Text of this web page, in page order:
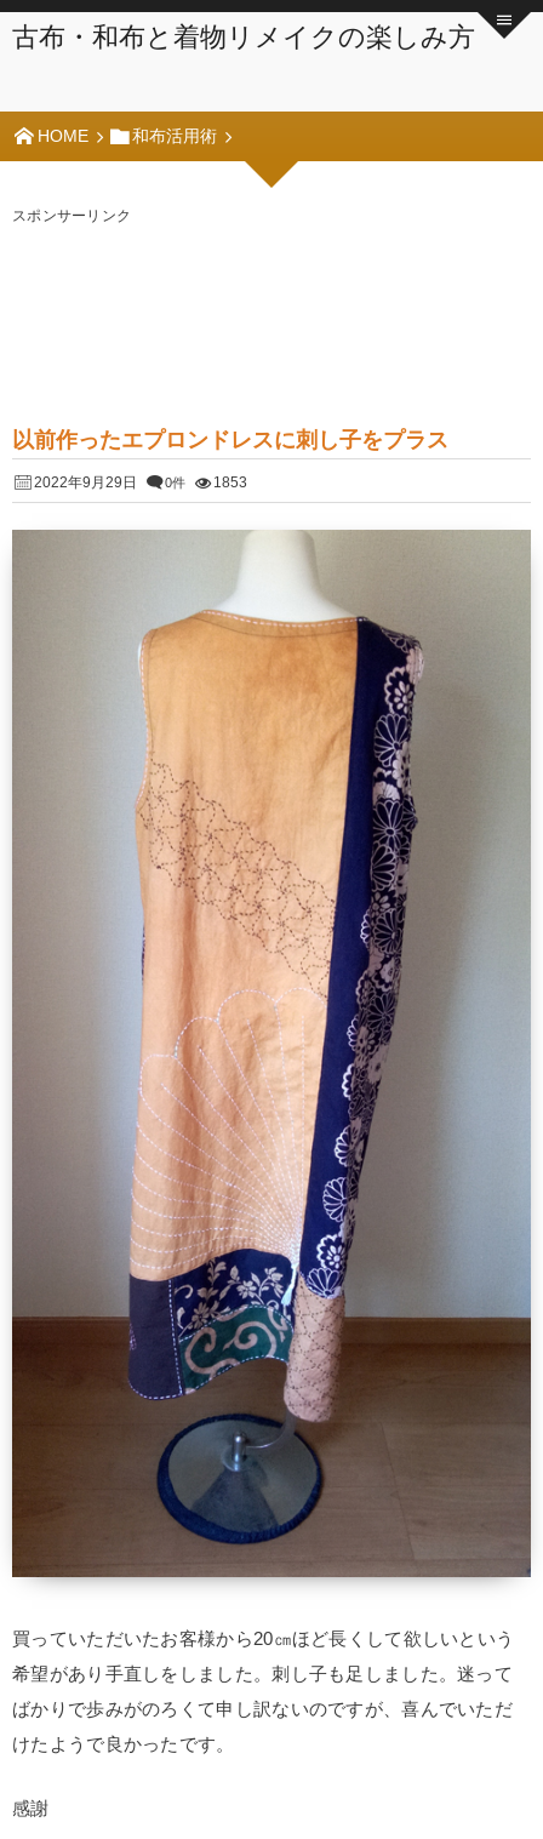
古布・和布と着物リメイクの楽しみ方
HOME 和布活用術
スポンサーリンク
以前作ったエプロンドレスに刺し子をプラス
2022年9月29日 0件 1853
買っていただいたお客様から20㎝ほど長くして欲しいという
希望があり手直しをしました。刺し子も足しました。迷って
ばかりで歩みがのろくて申し訳ないのですが、喜んでいただ
けたようで良かったです。
感謝